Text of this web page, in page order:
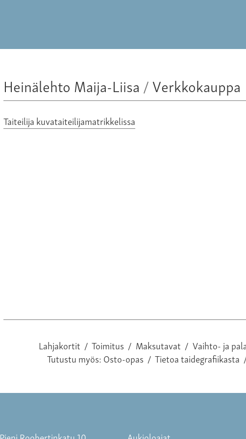
Heinälehto Maija-Liisa /Verkkokauppa
Taiteilija kuvataiteilijamatrikkelissa
Lahjakortit / Toimitus / Maksutavat / Vaihto- ja
Tutustu myös:Osto-opas / Tietoa taidegrafiikasta